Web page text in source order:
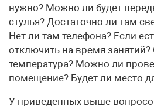
нужно? Можно ли будет
стулья? Достаточно ли там
Нет ли там телефона? Если
отключить на время
температура? Можно ли
помещение? Будет ли место
У приведенных выше